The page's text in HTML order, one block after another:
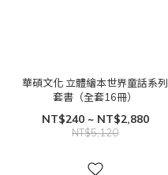
華碩文化 立體繪本世界童話系列
套書（全套16冊）
NT$240 ~ NT$2,880
NT$5,120